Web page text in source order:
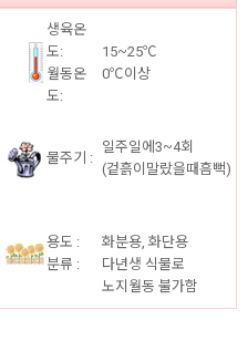
생육온
도:
월동온
도:
15~25℃
0℃이상
물주기 :
일주일에3~4회
(겉흙이말랐을때흠뻑)
용도 :
분류 :
화분용, 화단용
다년생 식물로
노지월동 불가함